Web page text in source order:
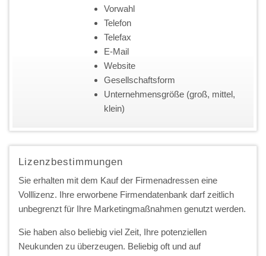
Vorwahl
Telefon
Telefax
E-Mail
Website
Gesellschaftsform
Unternehmensgröße (groß, mittel,
klein)
Lizenzbestimmungen
Sie erhalten mit dem Kauf der Firmenadressen eine
Volllizenz. Ihre erworbene Firmendatenbank darf zeitlich
unbegrenzt für Ihre Marketingmaßnahmen genutzt werden.
Sie haben also beliebig viel Zeit, Ihre potenziellen
Neukunden zu überzeugen. Beliebig oft und auf